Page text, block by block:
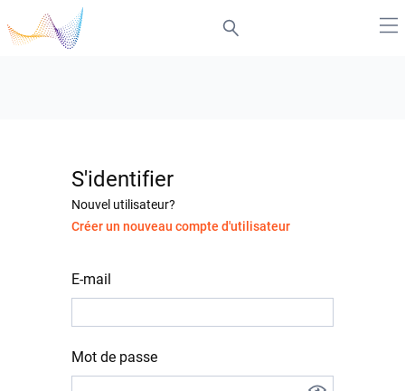
S'identifier
Nouvel utilisateur?
Créer un nouveau compte d'utilisateur
E-mail
Mot de passe